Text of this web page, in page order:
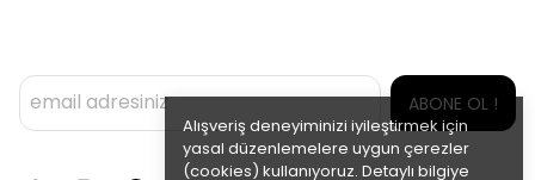
Alışveriş deneyiminizi iyileştirmek için
yasal düzenlemelere uygun çerezler
(cookies) kullanıyoruz. Detaylı bilgiye
ABONE OL !